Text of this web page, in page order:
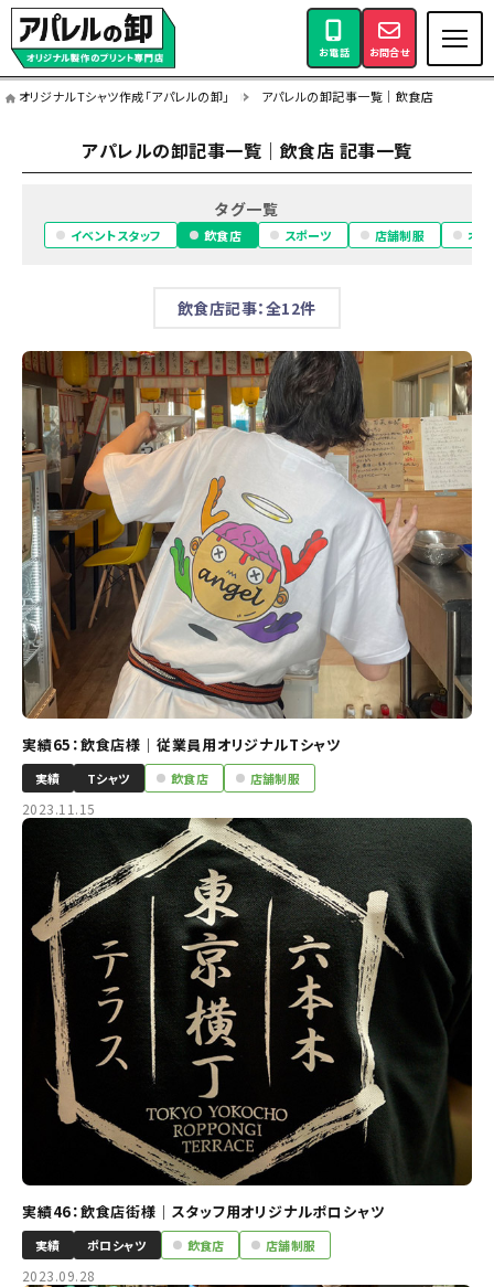
お電話 お問合せ
オリジナルTシャツ作成「アパレルの卸」 アパレルの卸記事一覧｜飲食店
アパレルの卸記事一覧｜飲食店 記事一覧
タグ一覧
イベントスタッフ 飲食店 スポーツ 店舗制服 オフ
飲食店記事：全12件
実績65：飲食店様｜従業員用オリジナルTシャツ
実績 Tシャツ 飲食店 店舗制服
2023.11.15
実績46：飲食店街様｜スタッフ用オリジナルポロシャツ
実績 ポロシャツ 飲食店 店舗制服
2023.09.28